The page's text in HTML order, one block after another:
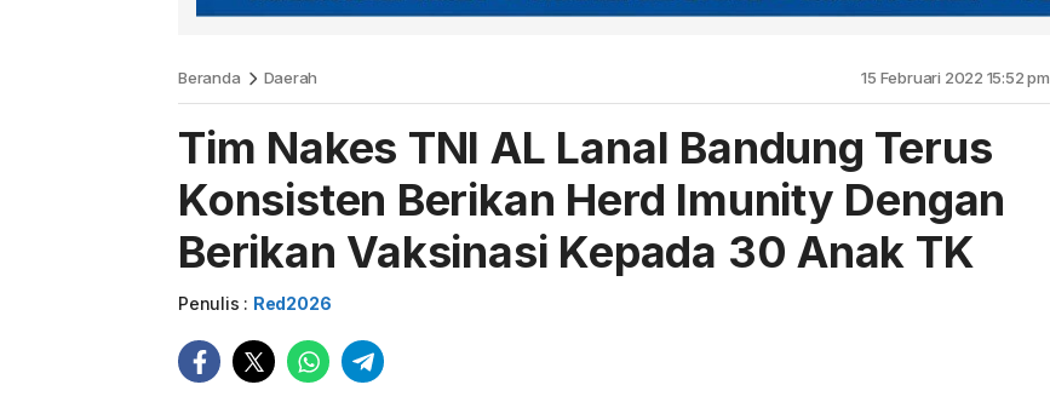
Beranda Daerah 15 Februari 2022 15:52 pm
Tim Nakes TNI AL Lanal Bandung Terus
Konsisten Berikan Herd Imunity Dengan
Berikan Vaksinasi Kepada 30 Anak TK
Penulis : Red2026